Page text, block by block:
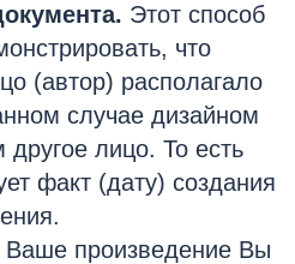
Этот способ
что
(автор) располагало
случае дизайном
лицо. То есть
факт (дату) создания
Ваше произведение Вы